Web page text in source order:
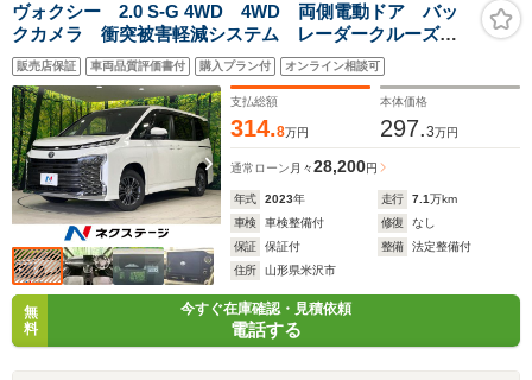
ヴォクシー 2.0 S-G 4WD 4WD 両側電動ドア バッ
クカメラ 衝突被害軽減システム レーダークルーズ
禁煙車 ドラレコ スマートキー LEDヘッド
ETC2.0 純正16インチアルミ オートハイビーム オー
トライト
販売店保証 車両品質評価書付 購入プラン付 オンライン相談可
支払総額
314.8万円
本体価格
297.3万円
通常ローン 月々28,200円
年式 2023年 走行 7.1万km
車検
車検整備付 修復
なし
保証
保証付 整備
法定整備付
住所
山形県米沢市
無
料
今すぐ在庫確認・見積依頼
電話する